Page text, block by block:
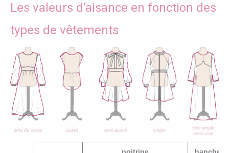
Les valeurs d’aisance en fonction des
types de vêtements